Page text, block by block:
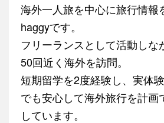
海外一人旅を中心に旅行情報
haggyです。
フリーランスとして活動しな
50回近く海外を訪問。
短期留学を2度経験し、実体
でも安心して海外旅行を計画
しています。